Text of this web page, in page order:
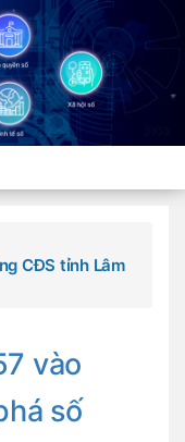
CĐS tỉnh Lâm
vào
số